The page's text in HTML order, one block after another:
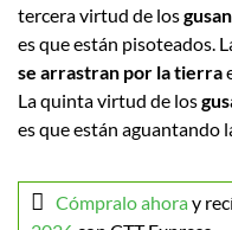
tercera virtud de los
es que están pisoteados.
se arrastran por la tierra
La quinta virtud de los
es que están aguantando
Cómpralo ahoray